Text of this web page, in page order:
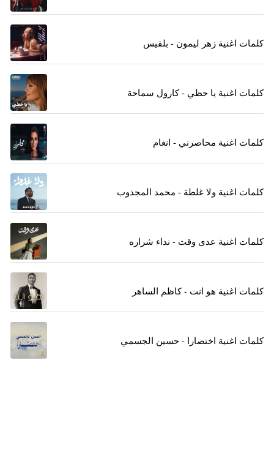
كلمات اغنية زهر ليمون - بلقيس
كلمات اغنية يا حظي - كارول سماحة
كلمات اغنية محاصرني - انغام
كلمات اغنية ولا غلطة - محمد المجذوب
كلمات اغنية عدى وقت - نداء شراره
كلمات اغنية هو انت - كاظم الساهر
كلمات اغنية اختصارا - حسين الجسمي